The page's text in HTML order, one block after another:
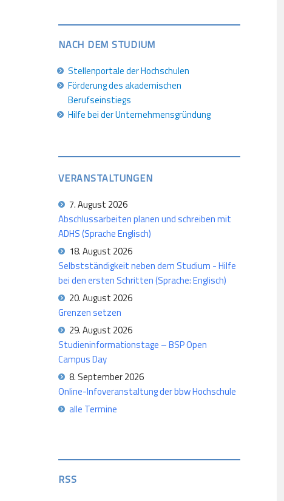
NACH DEM STUDIUM
Stellenportale der Hochschulen
Förderung des akademischen
Berufseinstiegs
Hilfe bei der Unternehmensgründung
VERANSTALTUNGEN
7. August 2026
Abschlussarbeiten planen und schreiben mit
ADHS (Sprache Englisch)
18. August 2026
Selbstständigkeit neben dem Studium - Hilfe
bei den ersten Schritten (Sprache: Englisch)
20. August 2026
Grenzen setzen
29. August 2026
Studieninformationstage – BSP Open
Campus Day
8. September 2026
Online-Infoveranstaltung der bbw Hochschule
alle Termine
RSS